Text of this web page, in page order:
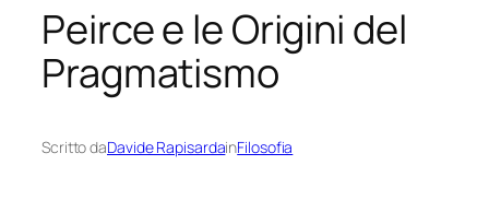
Peirce e le Origini del
Pragmatismo
Scritto daDavide RapisardainFilosofia